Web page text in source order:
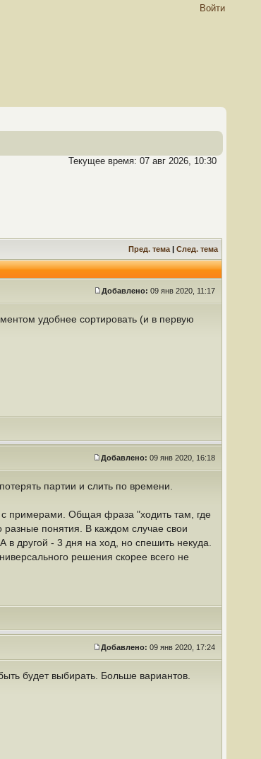
Войти
Текущее время: 07 авг 2026, 10:30
Пред. тема | След. тема
Добавлено: 09 янв 2020, 11:17
удобнее сортировать (и в первую
Добавлено: 09 янв 2020, 16:18
партии и слить по времени.
примерами. Общая фраза "ходить там, где
понятия. В каждом случае свои
в другой - 3 дня на ход, но спешить некуда.
решения скорее всего не
Добавлено: 09 янв 2020, 17:24
будет выбирать. Больше вариантов.